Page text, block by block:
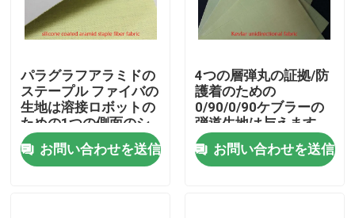
企業情報
会社案内
品質管理
パラグラフアラミドの
ステープル ファイバの
生地は溶接ロボットの
ための1つの側面のシ
リコーンに塗りました
お問い合わせを送信
4つの層弾丸の証拠/防
護着のための
0/90/0/90ケブラーの
弾道生地は与えます
お問い合わせを送信